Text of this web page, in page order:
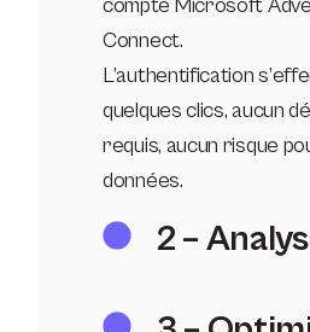
compte Microsoft
Connect.
L’authentification
quelques clics, aucun
requis, aucun risque
données.
2 –